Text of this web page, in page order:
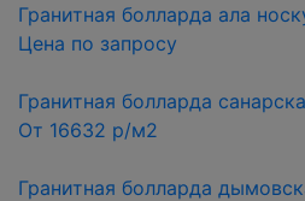
Гранитная болларда ала
Цена по запросу
Гранитная болларда
От 16632 р/м2
Гранитная болларда